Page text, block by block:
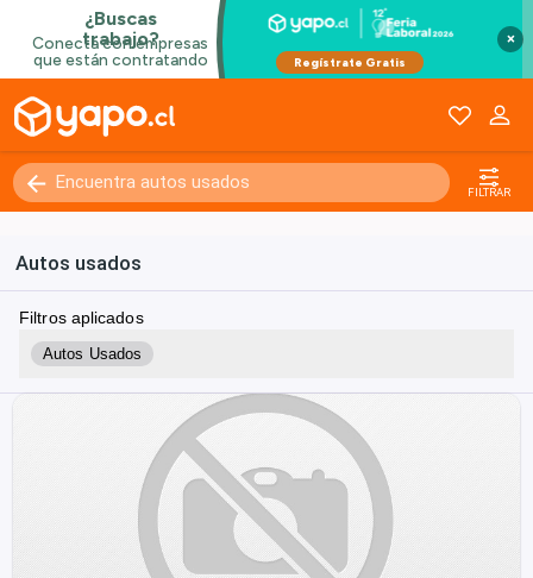
×
FILTRAR
Autos usados
Filtros aplicados
Autos Usados